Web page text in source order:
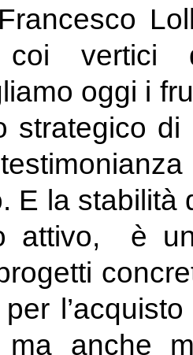
coi
oggi i
strategico
E la stabilità
attivo, è
ma anche